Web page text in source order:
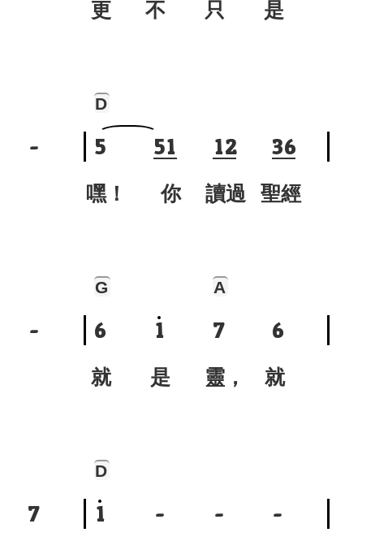
更 不 只 是
-
D
5 51 12 36
嘿！ 你 讀過 聖經
-
G A
6 1 7 6
就 是 靈， 就
7
D
1 - - -